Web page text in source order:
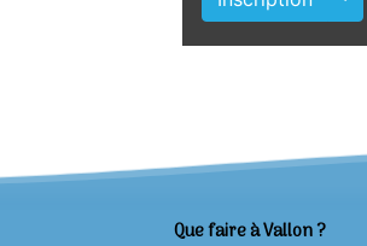
Que faire à Vallon ?